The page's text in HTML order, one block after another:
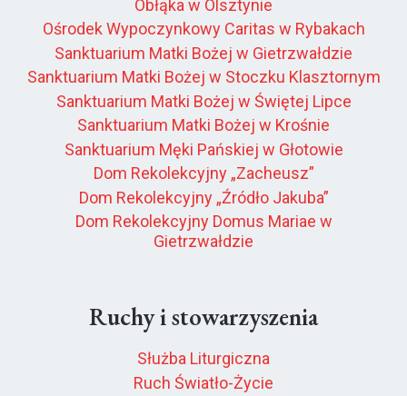
Obłąka w Olsztynie
Ośrodek Wypoczynkowy Caritas w Rybakach
Sanktuarium Matki Bożej w Gietrzwałdzie
Sanktuarium Matki Bożej w Stoczku Klasztornym
Sanktuarium Matki Bożej w Świętej Lipce
Sanktuarium Matki Bożej w Krośnie
Sanktuarium Męki Pańskiej w Głotowie
Dom Rekolekcyjny „Zacheusz”
Dom Rekolekcyjny „Źródło Jakuba”
Dom Rekolekcyjny Domus Mariae w
Gietrzwałdzie
Ruchy i stowarzyszenia
Służba Liturgiczna
Ruch Światło-Życie